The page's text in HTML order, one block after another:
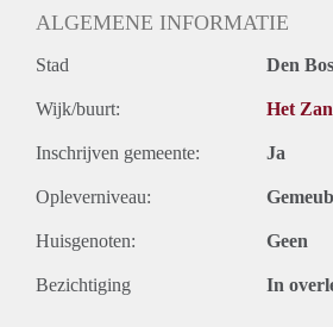
ALGEMENE INFORMATIE
Stad Den
Wijk/buurt: Het
Inschrijven gemeente: Ja
Opleverniveau:
Huisgenoten: Geen
Bezichtiging In